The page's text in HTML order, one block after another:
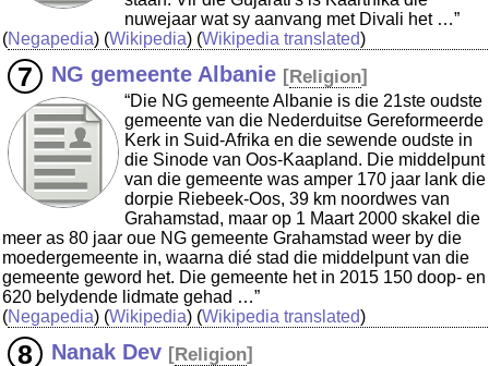
nuwejaar wat sy aanvang met Divali het …”
(Negapedia) (Wikipedia) (Wikipedia translated)
NG gemeente Albanie [Religion]
“Die NG gemeente Albanie is die 21ste oudste
gemeente van die Nederduitse Gereformeerde
Kerk in Suid-Afrika en die sewende oudste in
die Sinode van Oos-Kaapland. Die middelpunt
van die gemeente was amper 170 jaar lank die
dorpie Riebeek-Oos, 39 km noordwes van
Grahamstad, maar op 1 Maart 2000 skakel die
meer as 80 jaar oue NG gemeente Grahamstad weer by die
moedergemeente in, waarna dié stad die middelpunt van die
gemeente geword het. Die gemeente het in 2015 150 doop- en
620 belydende lidmate gehad …”
(Negapedia) (Wikipedia) (Wikipedia translated)
Nanak Dev [Religion]